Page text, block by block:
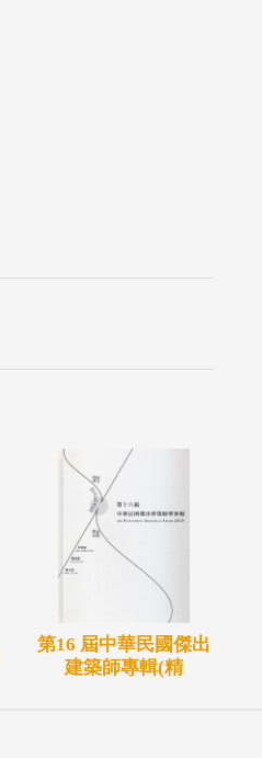
第16 屆中華民國傑出
建築師專輯(精